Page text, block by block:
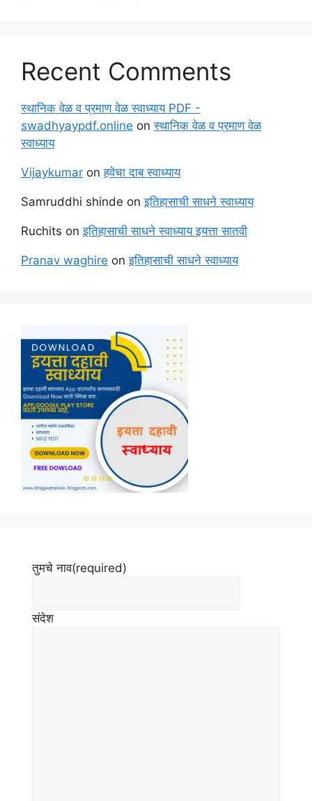
Recent Comments
स्थानिक वेळ व प्रमाण वेळ स्वाध्याय PDF -
swadhyaypdf.online onस्थानिक वेळ व प्रमाण वेळ
स्वाध्याय
Vijaykumar onहवेचा दाब स्वाध्याय
Samruddhi shinde onइतिहासाची साधने स्वाध्याय
Ruchits onइतिहासाची साधने स्वाध्याय इयत्ता सातवी
Pranav waghire onइतिहासाची साधने स्वाध्याय
तुमचे नाव(required)
संदेश